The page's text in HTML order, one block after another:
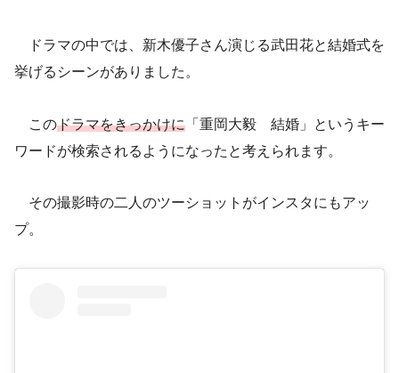
ドラマの中では、新木優子さん演じる武田花と結婚式を
挙げるシーンがありました。
このドラマをきっかけに 「重岡大毅 結婚」というキー
ワードが検索されるようになったと考えられます。
その撮影時の二人のツーショットがインスタにもアッ
プ。